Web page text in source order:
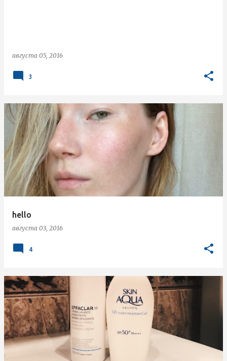
августа 05, 2016
3
hello
августа 03, 2016
4